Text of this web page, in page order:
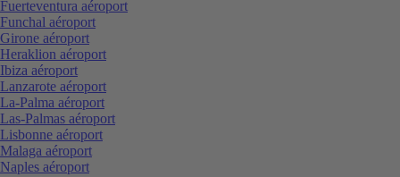
Fuerteventura aéroport
Funchal aéroport
Girone aéroport
Heraklion aéroport
Ibiza aéroport
Lanzarote aéroport
La-Palma aéroport
Las-Palmas aéroport
Lisbonne aéroport
Malaga aéroport
Naples aéroport